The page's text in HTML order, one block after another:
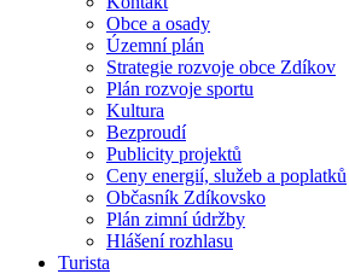
Obce a osady
Územní plán
Strategie rozvoje obce Zdíkov
Plán rozvoje sportu
Kultura
Bezproudí
Publicity projektů
Ceny energií, služeb a poplatků
Občasník Zdíkovsko
Plán zimní údržby
Hlášení rozhlasu
Turista